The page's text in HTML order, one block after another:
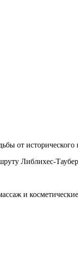
от исторического
Либлихес-
и